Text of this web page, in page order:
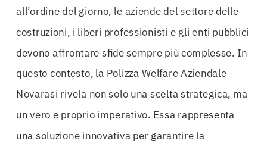
all’ordine del giorno, le aziende del settore delle
costruzioni, i liberi professionisti e gli enti pubblici
devono affrontare sfide sempre più complesse. In
questo contesto, la Polizza Welfare Aziendale
Novarasi rivela non solo una scelta strategica, ma
un vero e proprio imperativo. Essa rappresenta
una soluzione innovativa per garantire la